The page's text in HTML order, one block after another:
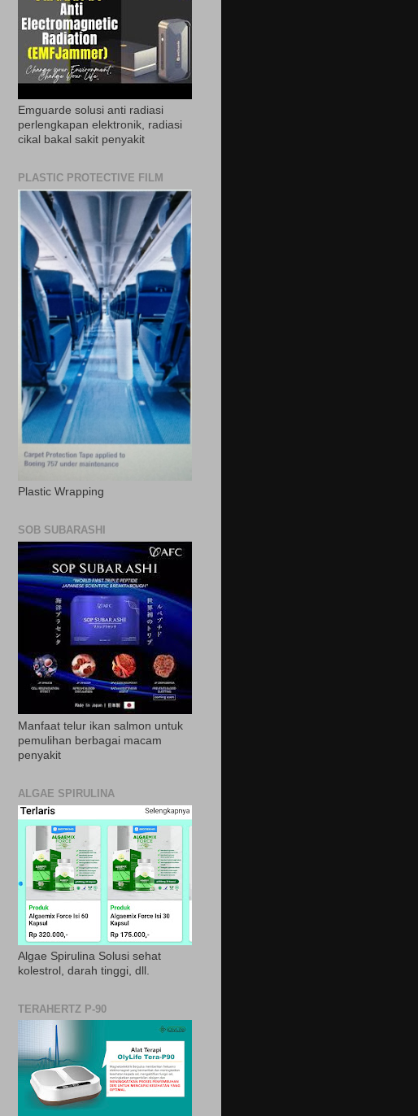
Emguarde solusi anti radiasi
perlengkapan elektronik, radiasi
cikal bakal sakit penyakit
PLASTIC PROTECTIVE FILM
Plastic Wrapping
SOB SUBARASHI
Manfaat telur ikan salmon untuk
pemulihan berbagai macam
penyakit
ALGAE SPIRULINA
Algae Spirulina Solusi sehat
kolestrol, darah tinggi, dll.
TERAHERTZ P-90